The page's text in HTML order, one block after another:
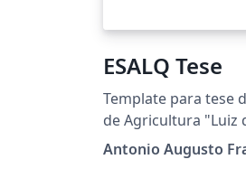
ESALQ Tese
Template para tese
de Agricultura "Luiz
(Universidade de
refere a tese no
Antonio Augusto